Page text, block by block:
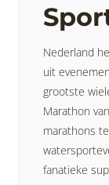
Nederland
uit
grootste
Marathon
marathons
fanatieke